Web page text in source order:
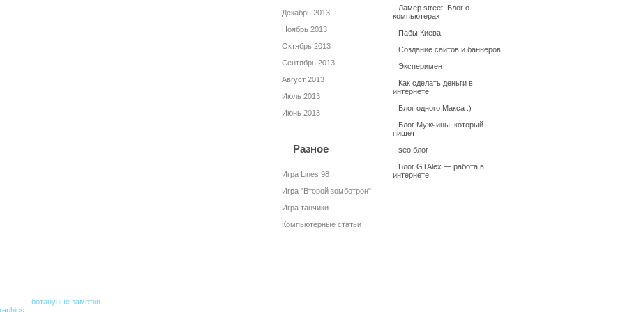
Декабрь 2013
Ноябрь 2013
Октябрь 2013
Сентябрь 2013
Август 2013
Июль 2013
Июнь 2013
Разное
Игра Lines 98
Игра "Второй зомботрон"
Игра танчики
Компьютерные статьи
Ламер street. Блог о
компьютерах
Пабы Киева
Создание сайтов и баннеров
Эксперимент
Как сделать деньги в
интернете
Блог одного Макса :)
Блог Мужчины, который
пишет
seo блог
Блог GTAlex — работа в
интернете
ботануные заметки